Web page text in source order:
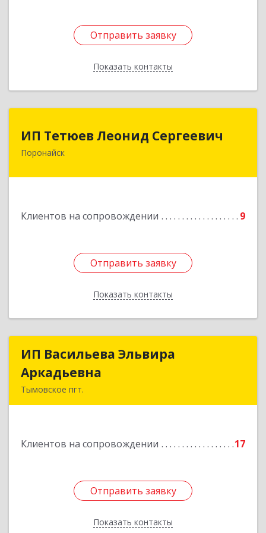
Отправить заявку
Показать контакты
Отправить заявку
Назад
ИП Тетюев Леонид Сергеевич
Поронайск
Клиентов на сопровождении 9
Отправить заявку
Показать контакты
694242, Сахалинская обл, Поронайск г, Фрунзе
Отправить заявку
Назад
ИП Васильева Эльвира
Аркадьевна
Тымовское пгт.
Клиентов на сопровождении 17
Отправить заявку
Показать контакты
ИП Васильева Эльвира
Отправить заявку
Назад